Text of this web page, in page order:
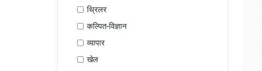
थ्रिलर
कल्पित-विज्ञान
व्यापार
खेल